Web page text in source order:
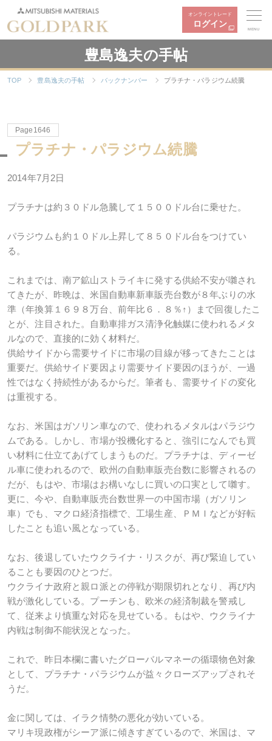
オンライントレード
ログイン
MENU
豊島逸夫の手帖
TOP 豊島逸夫の手帖 バックナンバー プラチナ・パラジウム続騰
Page1646
プラチナ・パラジウム続騰
2014年7月2日
プラチナは約３０ドル急騰して１５００ドル台に乗せた。
パラジウムも約１０ドル上昇して８５０ドル台をつけてい
る。
これまでは、南ア鉱山ストライキに発する供給不安が囃され
てきたが、昨晩は、米国自動車新車販売台数が８年ぶりの水
準（年換算１６９８万台、前年比６．８％↑）まで回復したこ
とが、注目された。自動車排ガス清浄化触媒に使われるメタ
ルなので、直接的に効く材料だ。
供給サイドから需要サイドに市場の目線が移ってきたことは
重要だ。供給サイド要因より需要サイド要因のほうが、一過
性ではなく持続性があるからだ。筆者も、需要サイドの変化
は重視する。
なお、米国はガソリン車なので、使われるメタルはパラジウ
ムである。しかし、市場が投機化すると、強引になんでも買
い材料に仕立てあげてしまうものだ。プラチナは、ディーゼ
ル車に使われるので、欧州の自動車販売台数に影響されるの
だが、もはや、市場はお構いなしに買いの口実として囃す。
更に、今や、自動車販売台数世界一の中国市場（ガソリン
車）でも、マクロ経済指標で、工場生産、ＰＭＩなどが好転
したことも追い風となっている。
なお、後退していたウクライナ・リスクが、再び緊迫してい
ることも要因のひとつだ。
ウクライナ政府と親ロ派との停戦が期限切れとなり、再び内
戦が激化している。プーチンも、欧米の経済制裁を警戒し
て、従来より慎重な対応を見せている。もはや、ウクライナ
内戦は制御不能状況となった。
これで、昨日本欄に書いたグローバルマネーの循環物色対象
として、プラチナ・パラジウムが益々クローズアップされそ
うだ。
金に関しては、イラク情勢の悪化が効いている。
マリキ現政権がシーア派に傾きすぎているので、米国は、マ